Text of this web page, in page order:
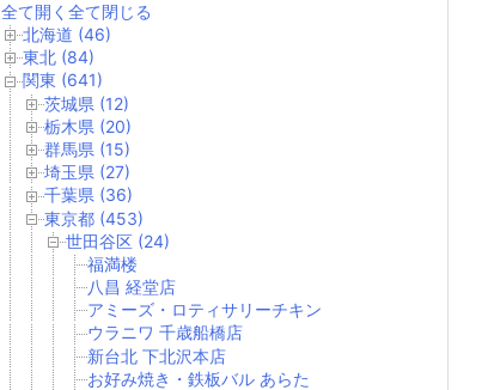
全て開く 全て閉じる
北海道 (46)
東北 (84)
関東 (641)
茨城県 (12)
栃木県 (20)
群馬県 (15)
埼玉県 (27)
千葉県 (36)
東京都 (453)
世田谷区 (24)
福満楼
八昌 経堂店
アミーズ・ロティサリーチキン
ウラニワ 千歳船橋店
新台北 下北沢本店
お好み焼き・鉄板バル あらた